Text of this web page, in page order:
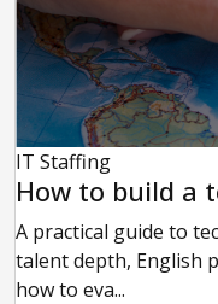
IT Staffing
How to build a
A practical guide to
talent depth, English
how to eva...